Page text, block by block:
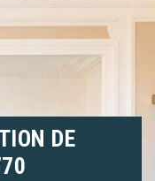
DE